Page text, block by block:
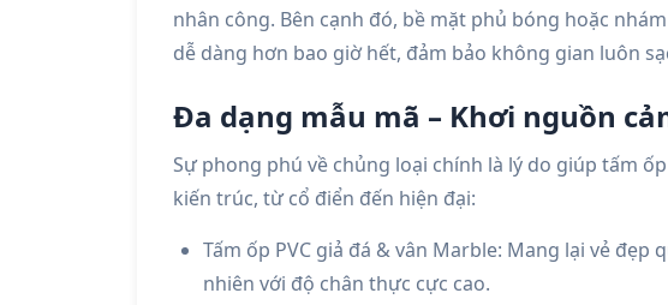
nhân công. Bên cạnh đó, bề mặt phủ bóng hoặc
dễ dàng hơn bao giờ hết, đảm bảo không gian luôn
Đa dạng mẫu mã – Khơi nguồn
Sự phong phú về chủng loại chính là lý do giúp tấm
kiến trúc, từ cổ điển đến hiện đại:
Tấm ốp PVC giả đá & vân Marble: Mang lại vẻ
nhiên với độ chân thực cực cao.